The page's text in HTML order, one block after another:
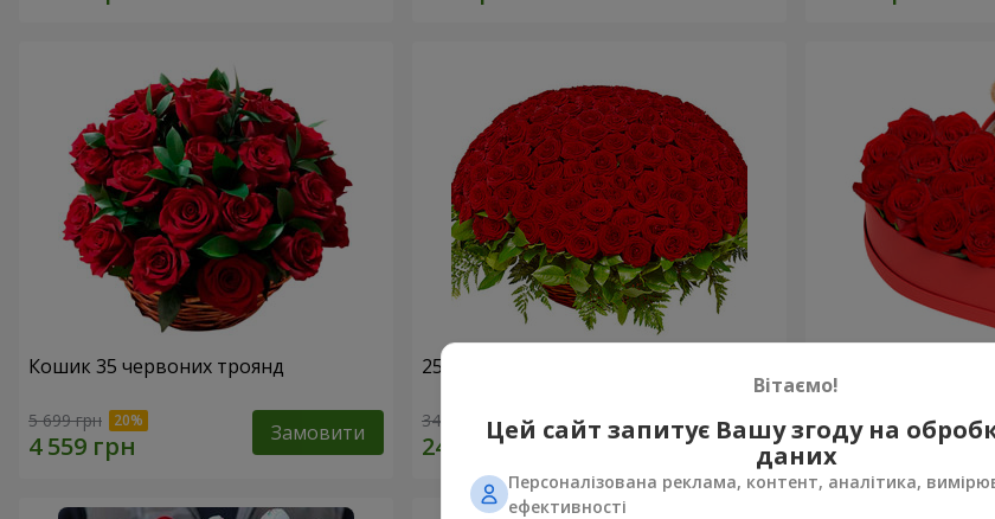
Кошик 35 червоних троянд
5 699 грн Замовити
251 червона троянда
34 570 грн Замовити
Композиція
2 999 грн
Вітаємо!
Цей сайт запитує Вашу згоду на
даних
Персоналізована реклама, контент, аналітика,
ефективності